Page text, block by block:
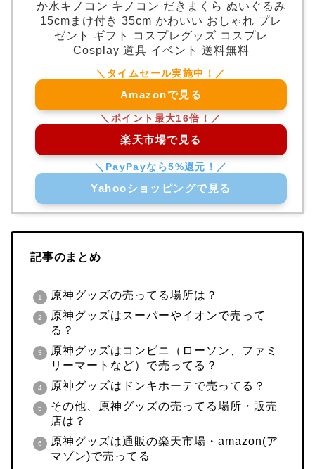
か水キノコン キノコン だきまくら ぬいぐるみ
15cmまけ付き 35cm かわいい おしゃれ プレ
ゼント ギフト コスプレグッズ コスプレ
Cosplay 道具 イベント 送料無料
Amazonで見る
楽天市場で見る
Yahooショッピングで見る
記事のまとめ
原神グッズの売ってる場所は？
原神グッズはスーパーやイオンで売って
る？
原神グッズはコンビニ（ローソン、ファミ
リーマートなど）で売ってる？
原神グッズはドンキホーテで売ってる？
その他、原神グッズの売ってる場所・販売
店は？
原神グッズは通販の楽天市場・amazon(ア
マゾン)で売ってる